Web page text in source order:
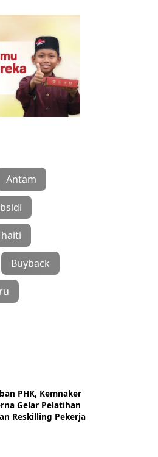
Antam
Buyback
PHK, Kemnaker
Gelar Pelatihan
Reskilling Pekerja